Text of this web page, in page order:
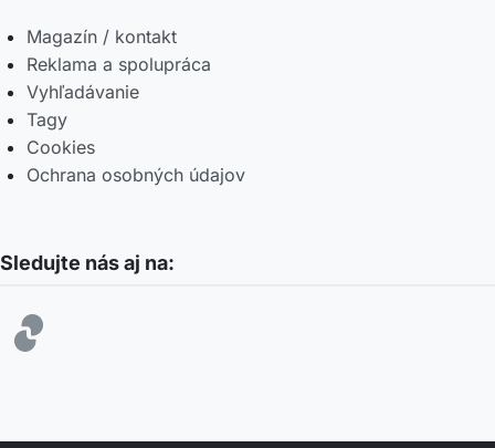
Magazín / kontakt
Reklama a spolupráca
Vyhľadávanie
Tagy
Cookies
Ochrana osobných údajov
Sledujte nás aj na: